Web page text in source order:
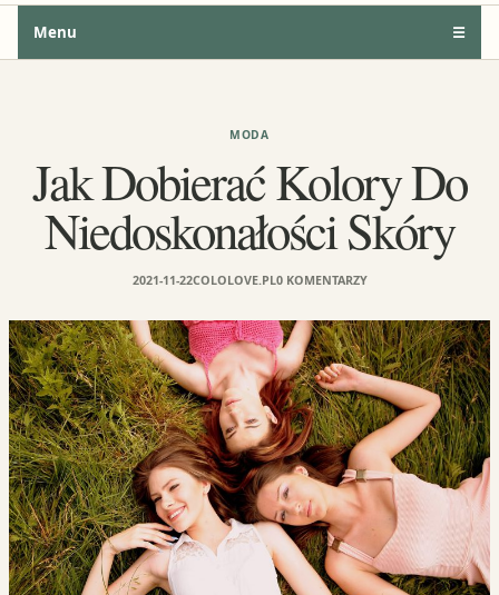
Menu ☰
MODA
Jak Dobierać Kolory Do
Niedoskonałości Skóry
2021-11-22COLOLOVE.PL0 KOMENTARZY